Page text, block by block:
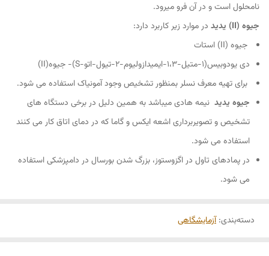
نامحلول است و در آن فرو میرود.
جیوه (II) یدید
در موارد زیر کاربرد دارد:
جیوه (II) استات
دی یودوبیس(1-متیل-1،3-
ایمیدازولیوم-2-تیول-اتو-S)- جیوه(II)
برای تهیه معرف نسلر بمنظور تشخیص وجود آمونیاک استفاده می شود.
جیوه یدید نیمه هادی میباشد به همین دلیل در برخی دستگاه های
تشخیص و تصویربرداری اشعه ایکس و گاما که در دمای اتاق کار می کنند
استفاده می شود.
در پمادهای تاول در اگزوستوز، بزرگ شدن بورسال در دامپزشکی استفاده
می شود.
دسته‌بندی:آزمایشگاهی